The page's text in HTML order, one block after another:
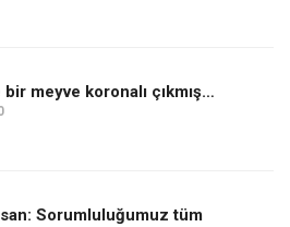
meyve koronalı çıkmış…
Sorumluluğumuz tüm